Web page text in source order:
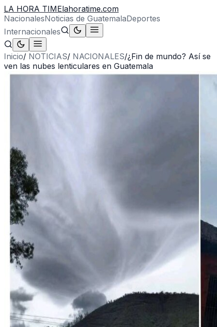
LA HORA TIMElahoratime.com
NacionalesNoticias de GuatemalaDeportes
Internacionales
Inicio/ NOTICIAS/ NACIONALES/¿Fin de mundo? Así se
ven las nubes lenticulares en Guatemala